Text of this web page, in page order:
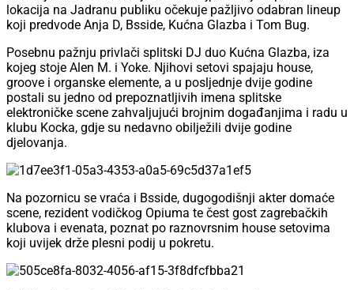
lokacija na Jadranu publiku očekuje pažljivo odabran lineup
koji predvode Anja D, Bsside, Kućna Glazba i Tom Bug.
Posebnu pažnju privlači splitski DJ duo Kućna Glazba, iza
kojeg stoje Alen M. i Yoke. Njihovi setovi spajaju house,
groove i organske elemente, a u posljednje dvije godine
postali su jedno od prepoznatljivih imena splitske
elektroničke scene zahvaljujući brojnim događanjima i radu u
klubu Kocka, gdje su nedavno obilježili dvije godine
djelovanja.
Na pozornicu se vraća i Bsside, dugogodišnji akter domaće
scene, rezident vodičkog Opiuma te čest gost zagrebačkih
klubova i evenata, poznat po raznovrsnim house setovima
koji uvijek drže plesni podij u pokretu.